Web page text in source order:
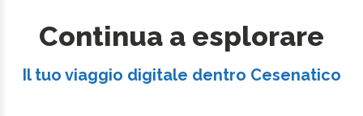
Continua a esplorare
Il tuo viaggio digitale dentro Cesenatico